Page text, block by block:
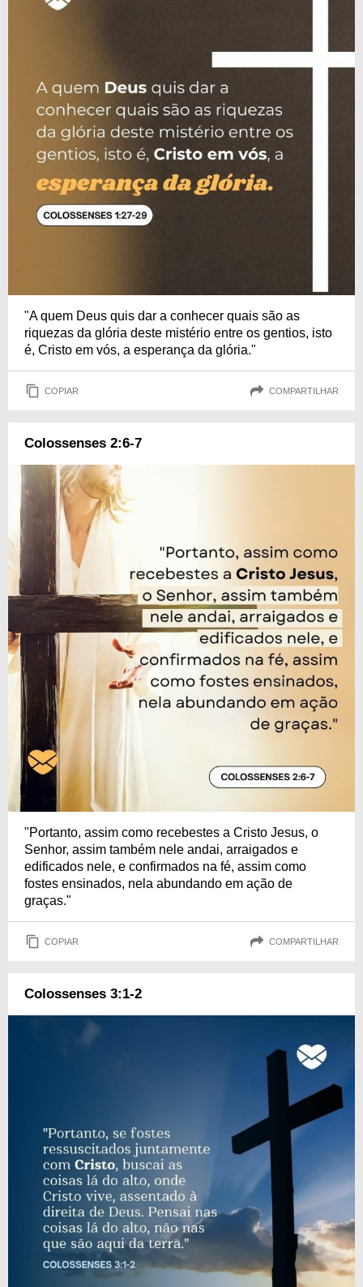
"A quem Deus quis dar a conhecer quais são as
riquezas da glória deste mistério entre os gentios, isto
é, Cristo em vós, a esperança da glória."
COPIAR COMPARTILHAR
Colossenses 2:6-7
"Portanto, assim como recebestes a Cristo Jesus, o
Senhor, assim também nele andai, arraigados e
edificados nele, e confirmados na fé, assim como
fostes ensinados, nela abundando em ação de
graças."
COPIAR COMPARTILHAR
Colossenses 3:1-2